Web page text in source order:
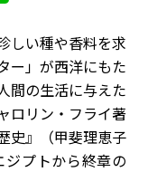
しい種や香料を求
ー」が西洋にもた
間の生活に与えた
ロリン・フライ著
史』（甲斐理恵子
プトから終章の